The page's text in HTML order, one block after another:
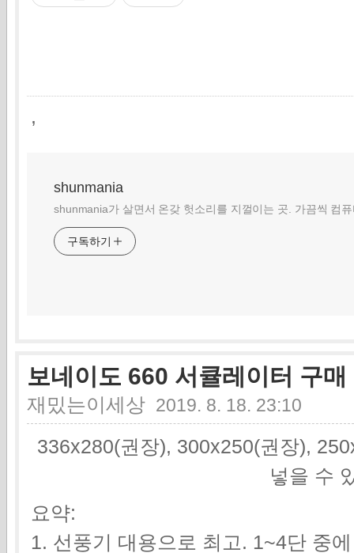
,
shunmania
shunmania가 살면서 온갖 헛소리를 지껄이는 곳. 가끔씩 컴
구독하기
보네이도 660 서큘레이터 구매
재밌는이세상 2019. 8. 18. 23:10
336x280(권장), 300x250(권장),
넣을 수
요약:
1. 선풍기 대용으로 최고. 1~4단 중